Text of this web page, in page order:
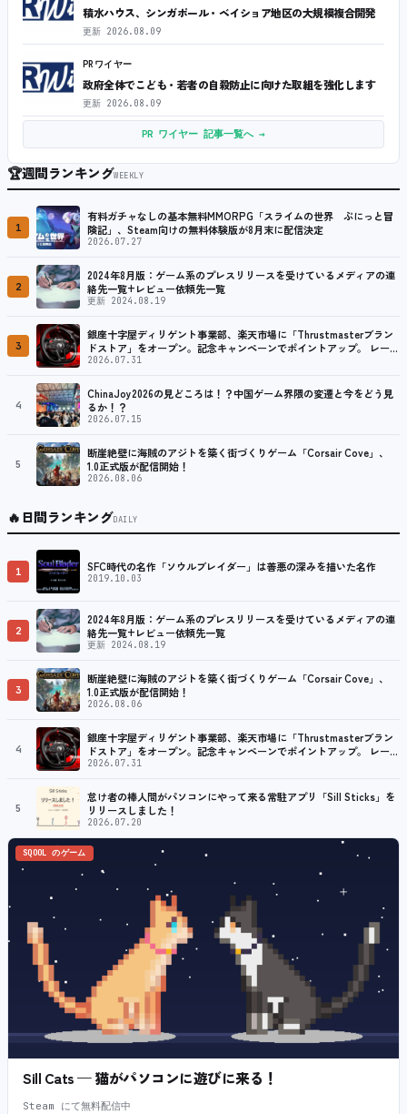
積水ハウス、シンガポール・ベイショア地区の大規模複合開発
更新 2026.08.09
PRワイヤー
政府全体でこども・若者の自殺防止に向けた取組を強化します
更新 2026.08.09
PR ワイヤー 記事一覧へ →
🏆週間ランキングWEEKLY
1
有料ガチャなしの基本無料MMORPG「スライムの世界 ぷにっと冒
険記」、Steam向けの無料体験版が8月末に配信決定
2026.07.27
2
2024年8月版：ゲーム系のプレスリリースを受けているメディアの連
絡先一覧+レビュー依頼先一覧
更新 2024.08.19
3
銀座十字屋ディリゲント事業部、楽天市場に「Thrustmasterブラン
ドストア」をオープン。記念キャンペーンでポイントアップ。 レーシ
ング／フライトシム向けコントローラーを中心に、幅広くラインナッ
2026.07.31
4
ChinaJoy2026の見どころは！？中国ゲーム界隈の変遷と今をどう見
るか！？
2026.07.15
5
断崖絶壁に海賊のアジトを築く街づくりゲーム「Corsair Cove」、
1.0正式版が配信開始！
2026.08.06
🔥日間ランキングDAILY
1 SFC時代の名作「ソウルブレイダー」は善悪の深みを描いた名作
2019.10.03
2
2024年8月版：ゲーム系のプレスリリースを受けているメディアの連
絡先一覧+レビュー依頼先一覧
更新 2024.08.19
3
断崖絶壁に海賊のアジトを築く街づくりゲーム「Corsair Cove」、
1.0正式版が配信開始！
2026.08.06
4
銀座十字屋ディリゲント事業部、楽天市場に「Thrustmasterブラン
ドストア」をオープン。記念キャンペーンでポイントアップ。 レーシ
ング／フライトシム向けコントローラーを中心に、幅広くラインナッ
2026.07.31
5
怠け者の棒人間がパソコンにやって来る常駐アプリ「Sill Sticks」を
リリースしました！
2026.07.20
SQOOL のゲーム
Sill Cats — 猫がパソコンに遊びに来る！
Steam にて無料配信中